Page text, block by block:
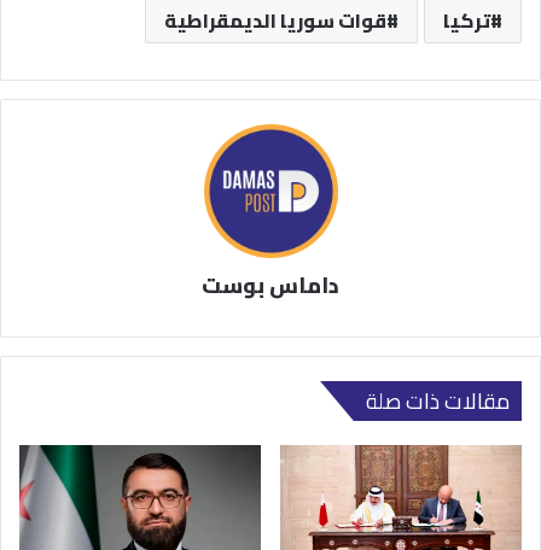
تركيا
قوات سوريا الديمقراطية
داماس بوست
مقالات ذات صلة